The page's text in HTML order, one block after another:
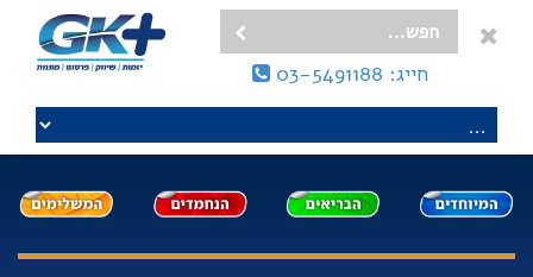
חייג: 03-5491188